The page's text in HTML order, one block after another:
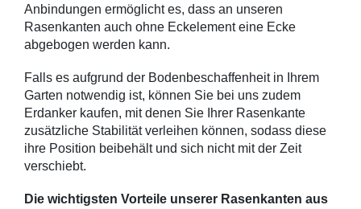
Anbindungen ermöglicht es, dass an unseren
Rasenkanten auch ohne Eckelement eine Ecke
abgebogen werden kann.
Falls es aufgrund der Bodenbeschaffenheit in Ihrem
Garten notwendig ist, können Sie bei uns zudem
Erdanker kaufen, mit denen Sie Ihrer Rasenkante
zusätzliche Stabilität verleihen können, sodass diese
ihre Position beibehält und sich nicht mit der Zeit
verschiebt.
Die wichtigsten Vorteile unserer Rasenkanten aus